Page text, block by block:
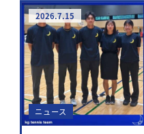
2026.7.15
ニュース